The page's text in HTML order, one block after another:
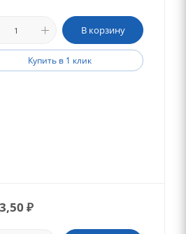
В корзину
Купить в 1 клик
₽